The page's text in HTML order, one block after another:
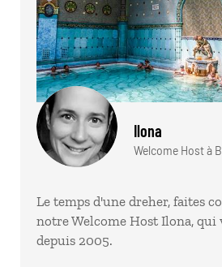
Ilona
Welcome Host à
Le temps d'une dreher, faites
notre Welcome Host Ilona, qui
depuis 2005.